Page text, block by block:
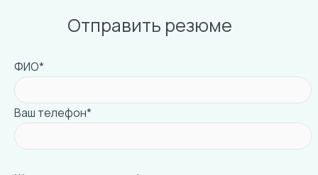
Отправить резюме
ФИО*
Ваш телефон*